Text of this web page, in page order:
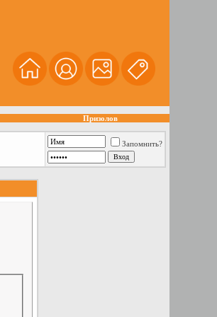
Призолов
Запомнить?